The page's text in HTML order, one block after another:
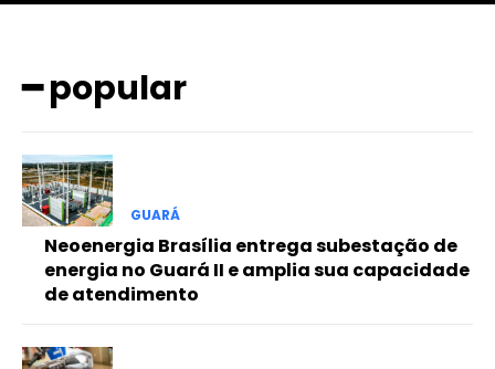
━ pricing plans
Free
Included for free:
Etiam est nibh, lobortis sit
Ut mollis pellentesque tortor
━ popular
GUARÁ
Neoenergia Brasília entrega subestação de
energia no Guará II e amplia sua capacidade
de atendimento